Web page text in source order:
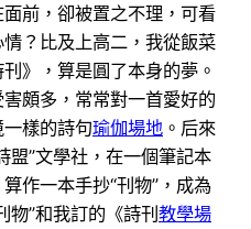
前，卻被置之不理，可看
？比及上高二，我從飯菜
》，算是圓了本身的夢。
頗多，常常對一首愛好的
樣的詩句瑜伽場地 。后來
盟”文學社，在一個筆記本
作一本手抄“刊物”，成為
物”和我訂的《詩刊教學場